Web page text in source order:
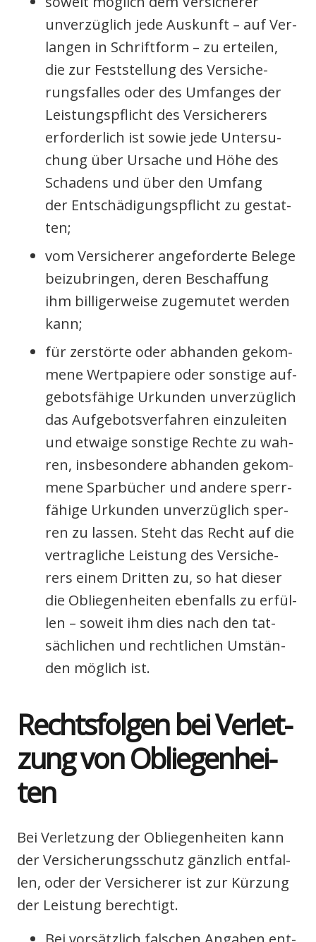
unver­züg­lich jede Aus­kunft – auf Ver­
lan­gen in Schrift­form – zu ertei­len,
die zur Fest­stel­lung des Ver­si­che­
rungs­fal­les oder des Umfan­ges der
Leis­tungs­pflicht des Ver­si­che­rers
erfor­der­lich ist sowie jede Unter­su­
chung über Ursa­che und Höhe des
Scha­dens und über den Umfang
der Ent­schä­di­gungs­pflicht zu gestat­
ten;
vom Ver­si­che­rer ange­for­der­te Bele­ge
bei­zu­brin­gen, deren Beschaf­fung
ihm bil­li­ger­wei­se zuge­mu­tet wer­den
kann;
für zer­stör­te oder abhan­den gekom­
me­ne Wert­pa­pie­re oder sons­ti­ge auf­
ge­bots­fä­hi­ge Urkun­den unver­züg­lich
das Auf­ge­bots­ver­fah­ren ein­zu­lei­ten
und etwa­ige sons­ti­ge Rech­te zu wah­
ren, ins­be­son­de­re abhan­den gekom­
me­ne Spar­bü­cher und ande­re sperr­
fä­hi­ge Urkun­den unver­züg­lich sper­
ren zu las­sen. Steht das Recht auf die
ver­trag­li­che Leis­tung des Ver­si­che­
rers einem Drit­ten zu, so hat die­ser
die Oblie­gen­hei­ten eben­falls zu erfül­
len – soweit ihm dies nach den tat­
säch­li­chen und recht­li­chen Umstän­
den mög­lich ist.
Rechts­fol­gen bei Ver­let­
zung von Oblie­gen­hei­
ten
Bei Ver­let­zung der Oblie­gen­hei­ten kann
der Ver­si­che­rungs­schutz gänz­lich ent­fal­
len, oder der Ver­si­che­rer ist zur Kür­zung
der Leis­tung berech­tigt.